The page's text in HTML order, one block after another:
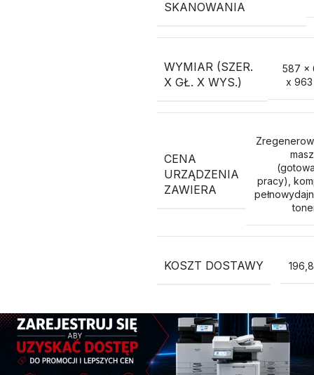
SKANOWANIA
WYMIAR (SZER.
X GŁ. X WYS.)
587 x
x 963
CENA
URZĄDZENIA
ZAWIERA
pracy),
KOSZT DOSTAWY